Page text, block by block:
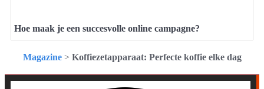
Hoe maak je een succesvolle online campagne?
Magazine> Koffiezetapparaat: Perfecte koffie elke dag